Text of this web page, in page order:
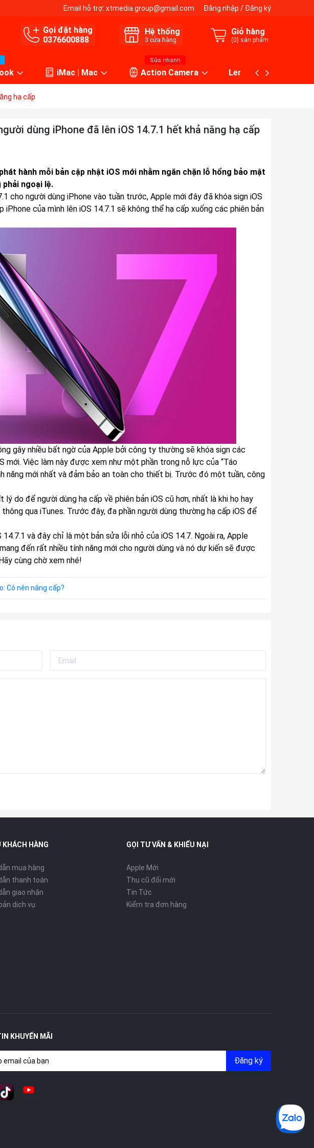
Email hỗ trợ: xtmedia.group@gmail.com Đăng nhập / Đăng ký
Gọi đặt hàng
0376600888
Hệ thống
3 cửa hàng
Giỏ hàng
(0) sản phẩm
iMac | Mac
Sửa nhanh
Action Camera Lens máy ảnh
hạ cấp
dùng iPhone đã lên iOS 14.7.1 hết khả năng hạ cấp
hành mỗi bản cập nhật iOS mới nhằm ngăn chặn lỗ hổng bảo mật
phải ngoại lệ.
cho người dùng iPhone vào tuần trước, Apple mới đây đã khóa sign iOS
của mình lên iOS 14.7.1 sẽ không thể hạ cấp xuống các phiên bản
gây nhiều bất ngờ của Apple bởi công ty thường sẽ khóa sign các
mới. Việc làm này được xem như một phần trong nỗ lực của “Táo
năng mới nhất và đảm bảo an toàn cho thiết bị. Trước đó một tuần, công
do để người dùng hạ cấp về phiên bản iOS cũ hơn, nhất là khi họ hay
qua iTunes. Trước đây, đa phần người dùng thường hạ cấp iOS để
và đây chỉ là một bản sửa lỗi nhỏ của iOS 14.7. Ngoài ra, Apple
đến rất nhiều tính năng mới cho người dùng và nó dự kiến sẽ được
cùng chờ xem nhé!
Có nên nâng cấp?
KHÁCH HÀNG
mua hàng
thanh toán
giao nhận
dịch vụ
GỌI TƯ VẤN & KHIẾU NẠI
Apple Mới
Thu cũ đổi mới
Tin Tức
Kiểm tra đơn hàng
KHUYẾN MÃI
Đăng ký